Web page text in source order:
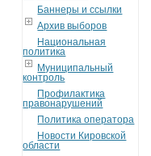
Баннеры и ссылки
Архив выборов
Национальная
политика
Муниципальный
контроль
Профилактика
правонарушений
Политика оператора
Новости Кировской
области